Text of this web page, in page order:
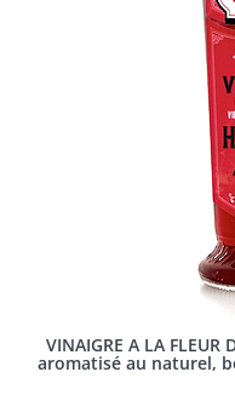
VINAIGRE A LA
aromatisé au naturel,